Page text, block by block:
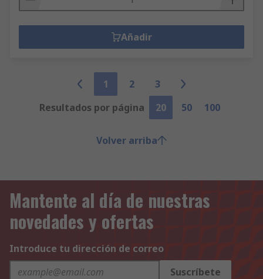
Añadir
1 2
3
Resultados por página
20 50 100
Volver arriba
Mantente al día de nuestras
novedades y ofertas
Introduce tu dirección de correo
Suscríbete